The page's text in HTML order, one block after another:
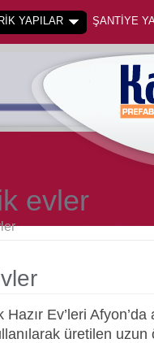
YAPILAR ŞANTİYE
evler
Hazır Ev’leri
üretilen